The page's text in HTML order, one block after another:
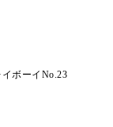
ボーイNo.23